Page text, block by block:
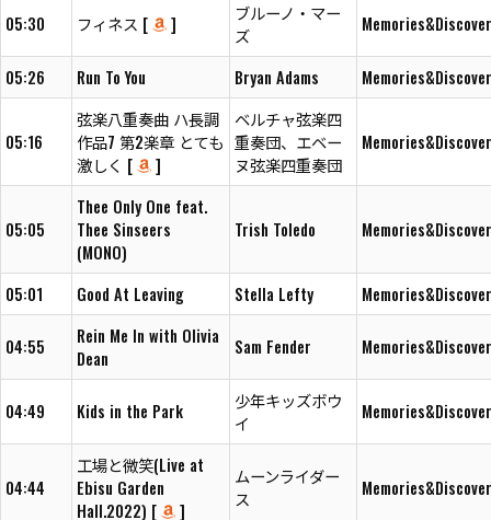
05:30 フィネス [ ]
ブルーノ・マー
ズ
05:26 Run To You Bryan Adams
05:16
弦楽八重奏曲 ハ長調
作品7 第2楽章 とても
激しく [
]
ベルチャ弦楽四
重奏団、エベー
ヌ弦楽四重奏団
05:05
Thee Only One feat.
Thee Sinseers
(MONO)
Trish Toledo
05:01 Good At Leaving Stella Lefty
04:55
Rein Me In with Olivia
Dean
Sam Fender
04:49 Kids in the Park
少年キッズボウ
イ
04:44
工場と微笑(Live at
Ebisu Garden
Hall.2022) [
]
ムーンライダー
ス